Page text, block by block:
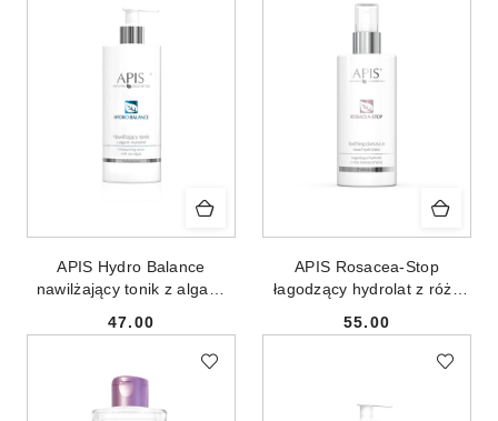
APIS Hydro Balance
nawilżający tonik z algami
Cena:
47.00
APIS Rosacea-Stop
łagodzący hydrolat z róży
Cena:
55.00